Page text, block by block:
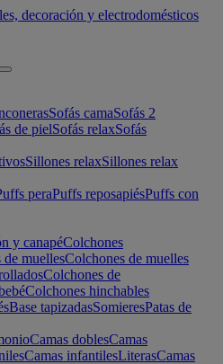
Sofás camaSofás 2
de pielSofás relaxSofás
Sillones relaxSillones relax
peraPuffs reposapiésPuffs con
y canapéColchones
de muellesColchones de muelles
Colchones de
Colchones hinchables
Base tapizadasSomieresPatas de
Camas doblesCamas
Camas infantilesLiterasCamas